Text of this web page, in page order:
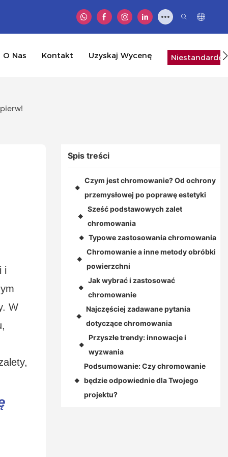
O Nas Kontakt Uzyskaj Wycenę
i
W
Spis treści
◆
Czym jest chromowanie? Od ochrony
przemysłowej po poprawę estetyki
◆
Sześć podstawowych zalet
chromowania
◆ Typowe zastosowania chromowania
◆
Chromowanie a inne metody obróbki
powierzchni
◆
Jak wybrać i zastosować
chromowanie
◆
Najczęściej zadawane pytania
dotyczące chromowania
◆
Przyszłe trendy: innowacje i
wyzwania
◆
Podsumowanie: Czy chromowanie
będzie odpowiednie dla Twojego
projektu?